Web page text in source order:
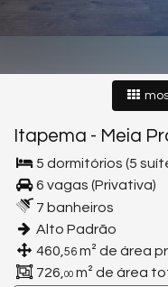
Itapema - Meia
5 dormitórios (5
6 vagas (Privativa)
7 banheiros
Alto Padrão
460, 56 m² de área
726, 00 m² de área